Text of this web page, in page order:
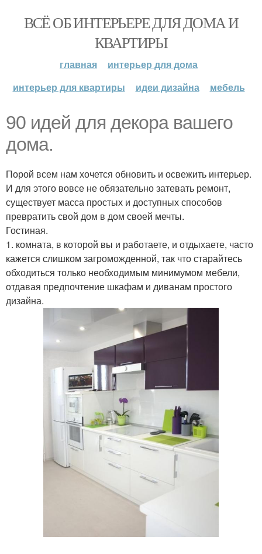
ВСЁ ОБ ИНТЕРЬЕРЕ ДЛЯ ДОМА И
КВАРТИРЫ
главная
интерьер для дома
интерьер для квартиры
идеи дизайна мебель
90 идей для декора вашего
дома.
Порой всем нам хочется обновить и освежить интерьер.
И для этого вовсе не обязательно затевать ремонт,
существует масса простых и доступных способов
превратить свой дом в дом своей мечты.
Гостиная.
1. комната, в которой вы и работаете, и отдыхаете, часто
кажется слишком загроможденной, так что старайтесь
обходиться только необходимым минимумом мебели,
отдавая предпочтение шкафам и диванам простого
дизайна.